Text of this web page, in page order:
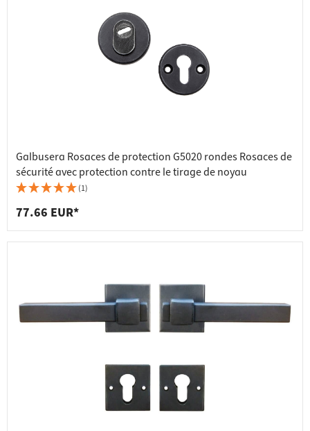
Galbusera Rosaces de protection G5020 rondes Rosaces de
sécurité avec protection contre le tirage de noyau
(1)
77.66 EUR*